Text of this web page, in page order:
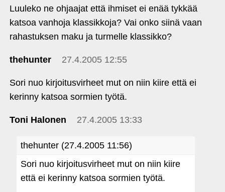
Luuleko ne ohjaajat että ihmiset ei enää tykkää
katsoa vanhoja klassikkoja? Vai onko siinä vaan
rahastuksen maku ja turmelle klassikko?
thehunter 27.4.2005 12:55
Sori nuo kirjoitusvirheet mut on niin kiire että ei
kerinny katsoa sormien työtä.
Toni Halonen 27.4.2005 13:33
thehunter (27.4.2005 11:56)
Sori nuo kirjoitusvirheet mut on niin kiire
että ei kerinny katsoa sormien työtä.